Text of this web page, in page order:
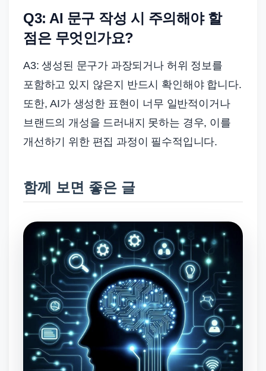
Q3: AI 문구 작성 시 주의해야 할
점은 무엇인가요?
A3: 생성된 문구가 과장되거나 허위 정보를
포함하고 있지 않은지 반드시 확인해야 합니다.
또한, AI가 생성한 표현이 너무 일반적이거나
브랜드의 개성을 드러내지 못하는 경우, 이를
개선하기 위한 편집 과정이 필수적입니다.
함께 보면 좋은 글